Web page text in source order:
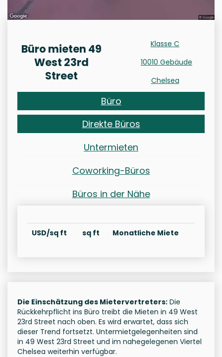
Büro mieten 49
West 23rd
Street
Klasse C
10010 Gebäude
Chelsea
Büro
Direkte Büros
Untermieten
Coworking-Büros
Büros in der Nähe
USD/sq ft sq ft Monatliche Miete
Die Einschätzung des Mietervertreters: Die
Rückkehrpflicht ins Büro treibt die Mieten in 49 West
23rd Street nach oben. Es wird erwartet, dass sich
dieser Trend fortsetzt. Untermietgelegenheiten sind
in 49 West 23rd Street und im nahegelegenen Viertel
Chelsea weiterhin verfügbar.